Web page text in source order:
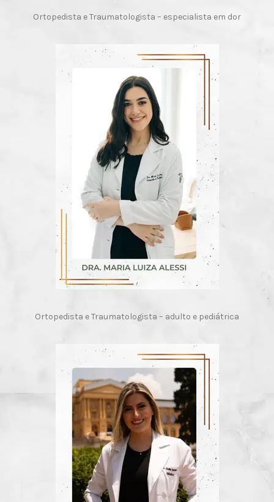
Ortopedista e Traumatologista – especialista em dor
Ortopedista e Traumatologista – adulto e pediátrica